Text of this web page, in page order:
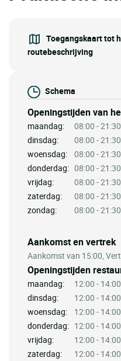
Toegangskaart tot
routebeschrijving
Schema
Openingstijden van
maandag:
08:00 - 21:30
dinsdag:
08:00 - 21:30
woensdag:
08:00 - 21:30
donderdag: 08:00 - 21:30
vrijdag:
08:00 - 21:30
zaterdag:
08:00 - 21:30
zondag:
08:00 - 21:30
Aankomst en vertrek
Aankomst van 15:00,
Openingstijden
maandag:
12:00 -
dinsdag:
12:00 -
woensdag:
12:00 -
donderdag: 12:00 -
vrijdag:
12:00 -
zaterdag:
12:00 -